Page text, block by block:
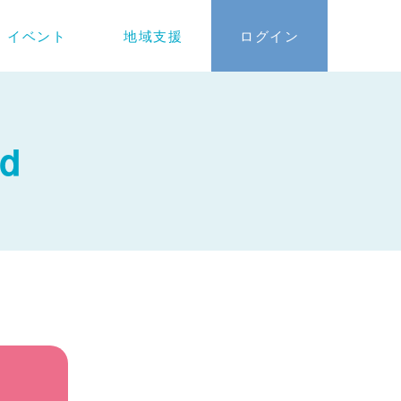
イベント 地域支援 ログイン